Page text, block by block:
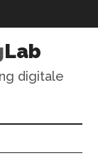
Lab
digitale